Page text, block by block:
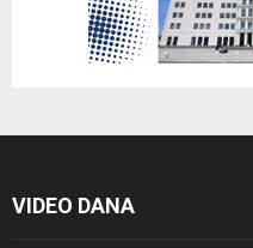
VIDEO DANA